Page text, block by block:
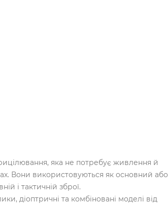
яка не потребує живлення й
Вони використовуються як основний або
і тактичній зброї.
діоптричні та комбіновані моделі від